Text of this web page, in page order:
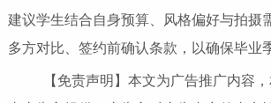
建议学生结合自身预算、风格偏好与拍摄
多方对比、签约前确认条款，以确保毕业
【免责声明】本文为广告推广内容，